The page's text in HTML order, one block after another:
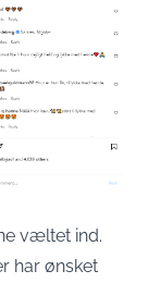
væltet ind.
har ønsket